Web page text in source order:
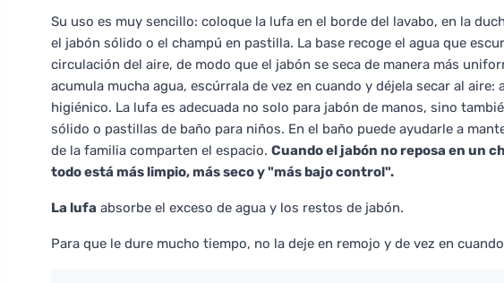
Su uso es muy sencillo: coloque la lufa en el borde del lavabo, en la
el jabón sólido o el champú en pastilla. La base recoge el agua que
circulación del aire, de modo que el jabón se seca de manera más
acumula mucha agua, escúrrala de vez en cuando y déjela secar al
higiénico. La lufa es adecuada no solo para jabón de manos, sino
sólido o pastillas de baño para niños. En el baño puede ayudarle a
de la familia comparten el espacio. Cuando el jabón no reposa en un
todo está más limpio, más seco y "más bajo control".
La lufa absorbe el exceso de agua y los restos de jabón.
Para que le dure mucho tiempo, no la deje en remojo y de vez en